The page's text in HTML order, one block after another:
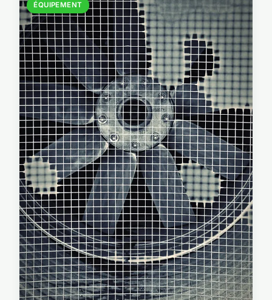
ÉQUIPEMENT